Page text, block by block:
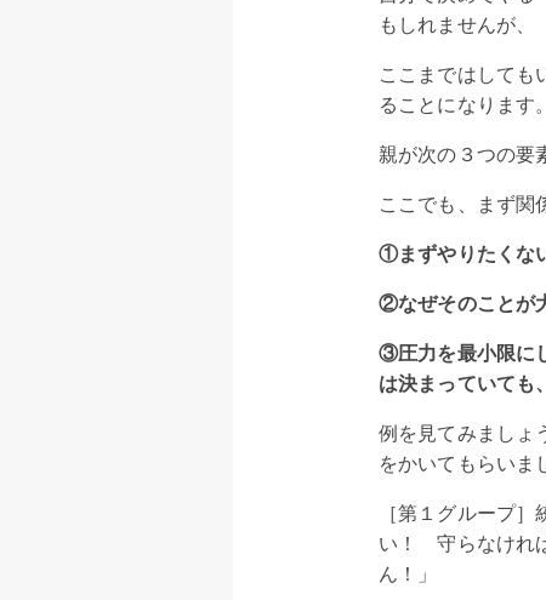
もしれませんが、
ここまではしても
ることになります。
親が次の３つの要
ここでも、まず関
①まずやりたくな
②なぜそのことが
③圧力を最小限に
は決まっていても
例を見てみましょ
をかいてもらいま
［第１グループ
い！ 守らなけれ
ん！」